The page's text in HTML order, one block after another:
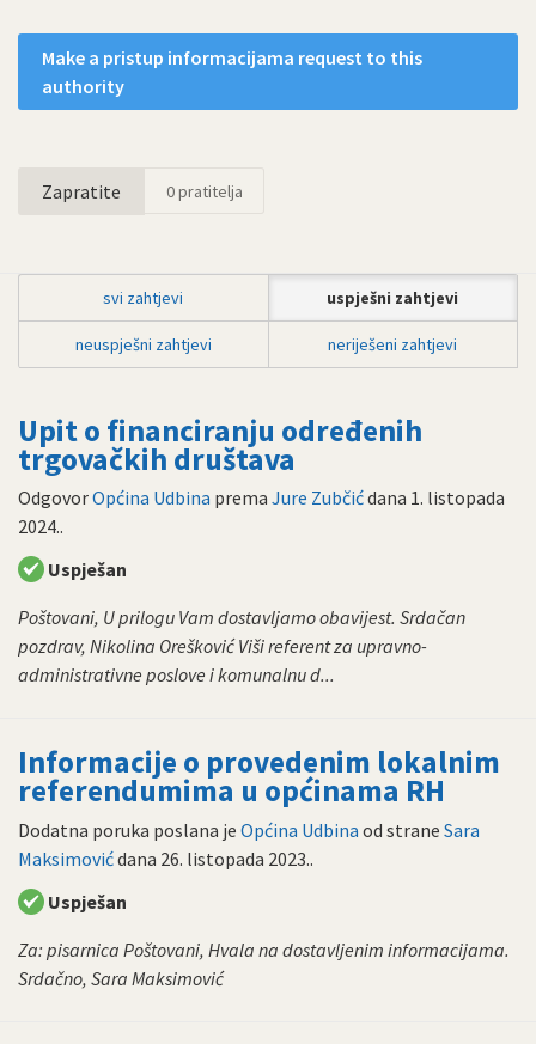
Make a pristup informacijama request to this
authority
Zapratite 0pratitelja
svi zahtjevi uspješni zahtjevi
neuspješni zahtjevi neriješeni zahtjevi
Upit o financiranju određenih
trgovačkih društava
OdgovorOpćina Udbina prema Jure Zubčićdana 1. listopada
2024..
Uspješan
Poštovani, U prilogu Vam dostavljamo obavijest. Srdačan
pozdrav, Nikolina Orešković Viši referent za upravno-
administrativne poslove i komunalnu d...
Informacije o provedenim lokalnim
referendumima u općinama RH
Dodatna poruka poslana je Općina Udbina od strane Sara
Maksimovićdana 26. listopada 2023..
Uspješan
Za: pisarnica Poštovani, Hvala na dostavljenim informacijama.
Srdačno, Sara Maksimović